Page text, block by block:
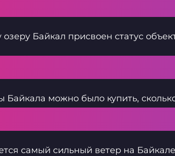
озеру Байкал присвоен статус
Байкала можно было купить,
самый сильный ветер на